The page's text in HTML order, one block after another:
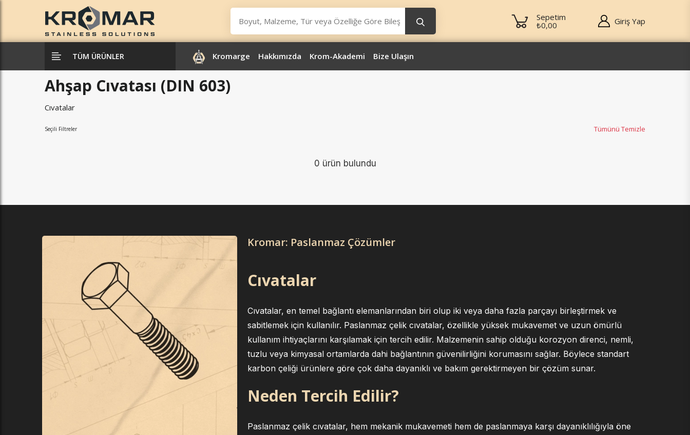
Sepetim
₺0,00
Giriş Yap
TÜM ÜRÜNLER Kromarge Hakkımızda Krom-Akademi Bize Ulaşın
Ahşap Cıvatası (DIN 603)
Cıvatalar
Seçili Filtreler Tümünü Temizle
0 ürün bulundu
Kromar: Paslanmaz Çözümler
Cıvatalar
Cıvatalar, en temel bağlantı elemanlarından biri olup iki veya daha fazla parçayı birleştirmek ve
sabitlemek için kullanılır. Paslanmaz çelik cıvatalar, özellikle yüksek mukavemet ve uzun ömürlü
kullanım ihtiyaçlarını karşılamak için tercih edilir. Malzemenin sahip olduğu korozyon direnci, nemli,
tuzlu veya kimyasal ortamlarda dahi bağlantının güvenilirliğini korumasını sağlar. Böylece standart
karbon çeliği ürünlere göre çok daha dayanıklı ve bakım gerektirmeyen bir çözüm sunar.
Neden Tercih Edilir?
Paslanmaz çelik cıvatalar, hem mekanik mukavemeti hem de paslanmaya karşı dayanıklılığıyla öne